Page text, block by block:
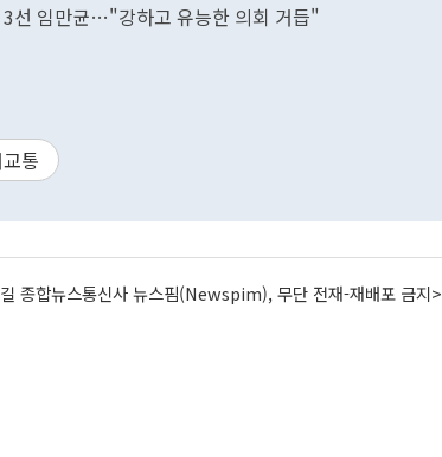
선 임만균…"강하고 유능한 의회 거듭"
통
종합뉴스통신사 뉴스핌(Newspim), 무단 전재-재배포 금지>